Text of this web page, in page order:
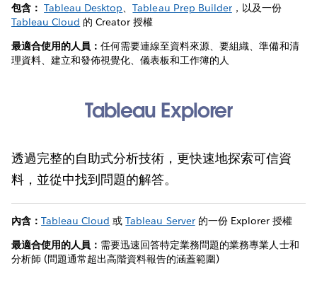
包含：Tableau Desktop、Tableau Prep Builder，以及一份
Tableau Cloud 的 Creator 授權
最適合使用的人員：任何需要連線至資料來源、要組織、準備和清
理資料、建立和發佈視覺化、儀表板和工作簿的人
Tableau Explorer
透過完整的自助式分析技術，更快速地探索可信資
料，並從中找到問題的解答。
內含：Tableau Cloud 或Tableau Server的一份 Explorer 授權
最適合使用的人員： 需要迅速回答特定業務問題的業務專業人士和
分析師 (問題通常超出高階資料報告的涵蓋範圍)